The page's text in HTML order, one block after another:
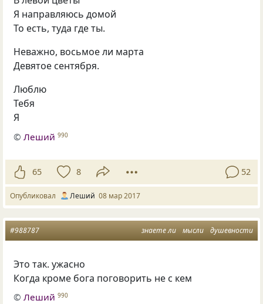
Я направляюсь домой
То есть, туда где ты.
Неважно, восьмое ли марта
Девятое сентября.
Люблю
Тебя
Я
©Леший 990
65 8 52
Опубликовал Леший 08 мар 2017
знаете ли мысли душевности
#988787
Это так. ужасно
Когда кроме бога поговорить не с кем
©Леший 990